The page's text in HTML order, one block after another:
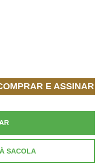
SACOLA
E ASSINAR